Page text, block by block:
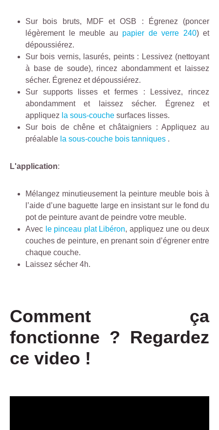
Sur bois bruts, MDF et OSB : Égrenez (poncer
légèrement le meuble au papier de verre 240) et
dépoussiérez.
Sur bois vernis, lasurés, peints : Lessivez (nettoyant
à base de soude), rincez abondamment et laissez
sécher. Égrenez et dépoussiérez.
Sur supports lisses et fermes : Lessivez, rincez
abondamment et laissez sécher. Égrenez et
appliquez la sous-couche surfaces lisses.
Sur bois de chêne et châtaigniers : Appliquez au
préalable la sous-couche bois tanniques .
L'application:
Mélangez minutieusement la peinture meuble bois à
l’aide d’une baguette large en insistant sur le fond du
pot de peinture avant de peindre votre meuble.
Avec le pinceau plat Libéron, appliquez une ou deux
couches de peinture, en prenant soin d’égrener entre
chaque couche.
Laissez sécher 4h.
Comment ça
fonctionne ? Regardez
ce video !